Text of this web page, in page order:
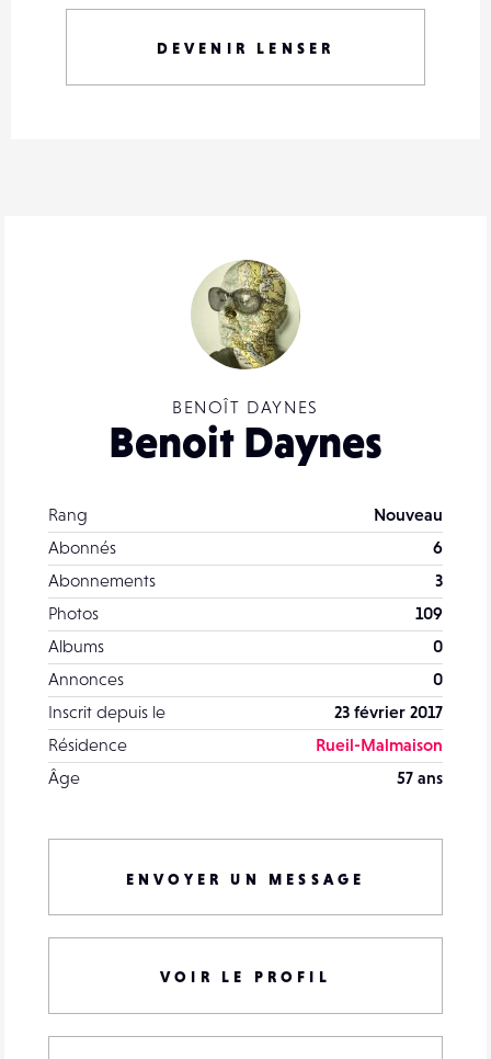
BENOÎT DAYNES
Benoit Daynes
Rang
Nouveau
Abonnés
6
Abonnements
3
Photos
109
Albums
0
Annonces
0
Inscrit depuis le
23 février 2017
Résidence
Rueil-Malmaison
Âge
57 ans
ENVOYER UN MESSAGE
VOIR LE PROFIL
DEVENIR LENSER